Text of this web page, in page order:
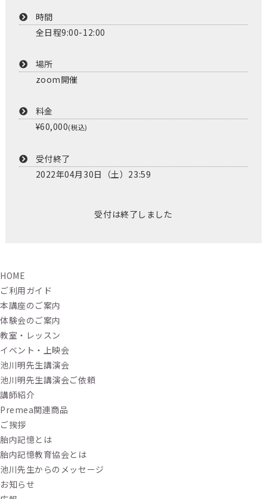
時間
全日程9:00-12:00
場所
zoom開催
料金
¥60,000(税込)
受付終了
2022年04月30日（土）23:59
受付は終了しました
HOME
ご利用ガイド
本講座のご案内
体験会のご案内
教室・レッスン
イベント・上映会
池川明先生講演会
池川明先生講演会ご依頼
講師紹介
Premea関連商品
ご挨拶
胎内記憶とは
胎内記憶教育協会とは
池川先生からのメッセージ
お知らせ